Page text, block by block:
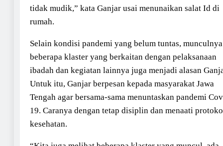
tidak mudik,” kata Ganjar usai menunaikan salat Id di
rumah.
Selain kondisi pandemi yang belum tuntas, munculnya
beberapa klaster yang berkaitan dengan pelaksanaan
ibadah dan kegiatan lainnya juga menjadi alasan
Untuk itu, Ganjar berpesan kepada masyarakat Jawa
Tengah agar bersama-sama menuntaskan pandemi
19. Caranya dengan tetap disiplin dan menaati
kesehatan.